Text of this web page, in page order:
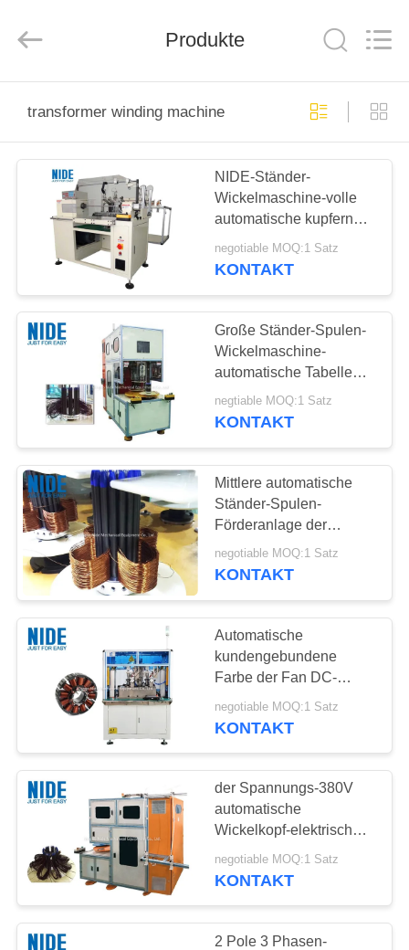
PRODUKTE
ÜBER
UNS
QUALITÄTSKONTROLLE
TRETEN
UNS
IN
VERBINDUNG
NACHRICHTEN
FORDERN
SIE EIN
ZITAT
SITEMAP
PRIVACY
POLICY
Produkte
transformer winding machine
NIDE-Ständer-
Wickelmaschine-volle
automatische kupferne
Spulen-Wickelmaschine
für mehrfachen Draht
negotiable MOQ:1 Satz
KONTAKT
Große Ständer-Spulen-
Wickelmaschine-
automatische Tabellen-
Ventilatormotor Plc-
Steuerung
negtiable MOQ:1 Satz
KONTAKT
Mittlere automatische
Ständer-Spulen-
Förderanlage der
Bewegungswickelmaschine-/
Pole
negotiable MOQ:1 Satz
KONTAKT
Automatische
kundengebundene
Farbe der Fan DC-
Bewegungsständer-
Wickelmaschine-120
negotiable MOQ:1 Satz
KONTAKT
der Spannungs-380V
automatische
Wickelkopf-elektrischer
Motor Ständer-der
Wickelmaschine-2
negotiable MOQ:1 Satz
KONTAKT
2 Pole 3 Phasen-